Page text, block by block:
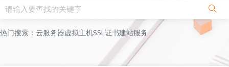
热门搜索： 云服务器虚拟主机SSL证书建站服务